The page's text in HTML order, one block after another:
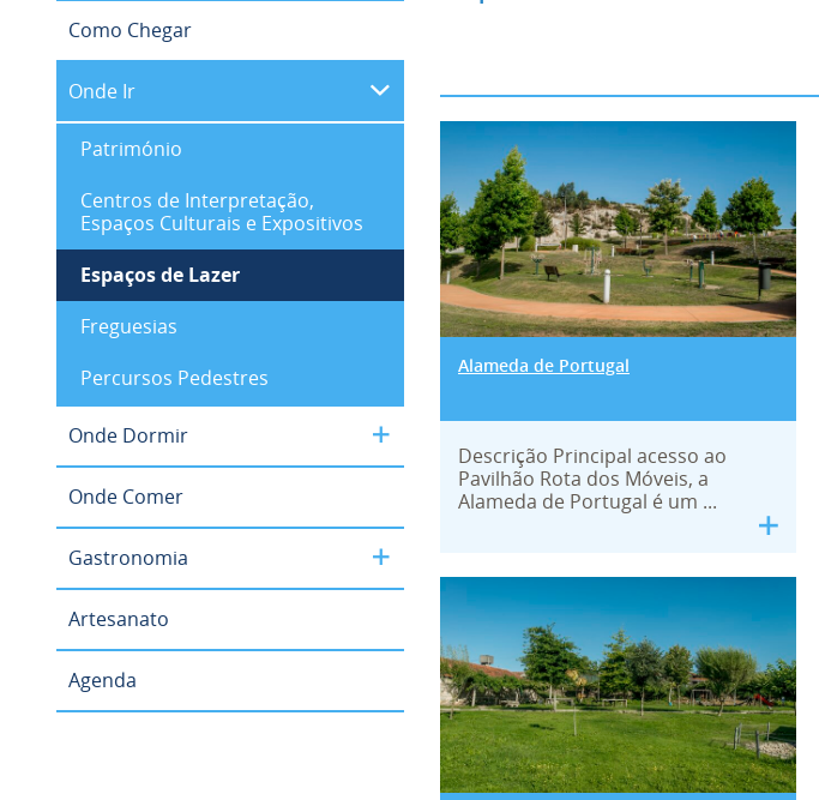
Como Chegar
Onde Ir
Património
Centros de Interpretação,
Espaços Culturais e Expositivos
Espaços de Lazer
Freguesias
Percursos Pedestres
Onde Dormir
Onde Comer
Gastronomia
Artesanato
Agenda
Alameda de Portugal
Alameda de Portugal
Descrição Principal acesso ao
Pavilhão Rota dos Móveis, a
Alameda de Portugal é um ...
Jardim de Soverosa